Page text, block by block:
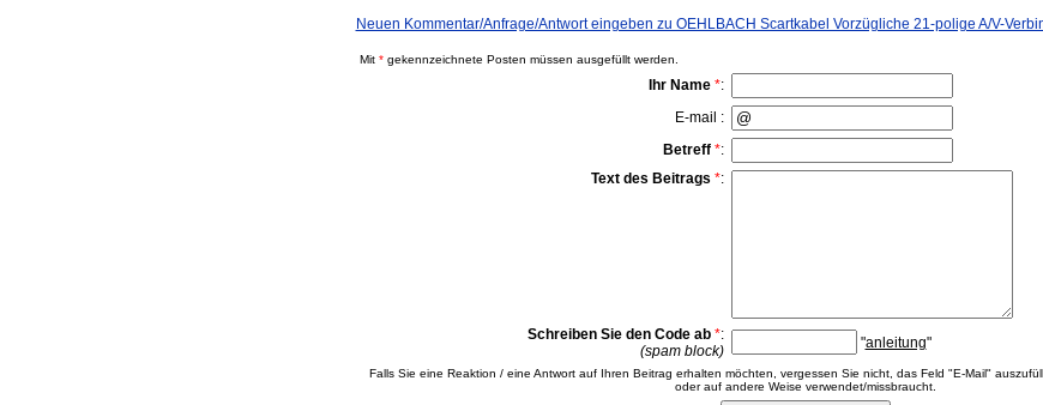
Neuen Kommentar/Anfrage/Antwort eingeben zu OEHLBACH Scartkabel Vorzügliche 21-polige A/V-
Mit *gekennzeichnete Posten müssen ausgefüllt werden.
Ihr Name *:
E-mail :
Betreff *:
Text des Beitrags *:
Schreiben Sie den Code ab *:
(spam block)
"anleitung"
Falls Sie eine Reaktion / eine Antwort auf Ihren Beitrag erhalten möchten, vergessen Sie nicht, das Feld "E-Mail"
oder auf andere Weise verwendet/missbraucht.